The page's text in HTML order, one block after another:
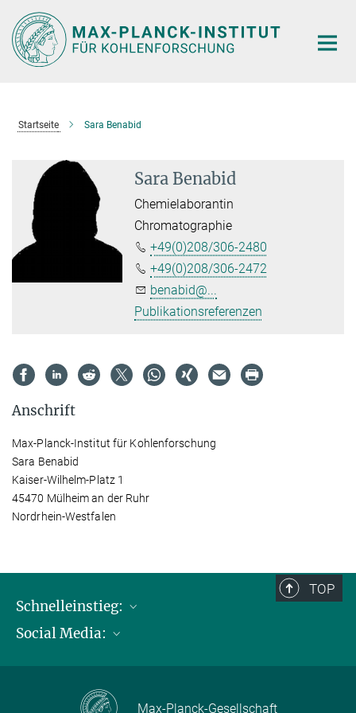
Hauptinhalt
Startseite Sara Benabid
Sara Benabid
Chemielaborantin
Chromatographie
+49(0)208/306-2480
+49(0)208/306-2472
benabid@...
Publikationsreferenzen
Anschrift
Max-Planck-Institut für Kohlenforschung
Sara Benabid
Kaiser-Wilhelm-Platz 1
45470 Mülheim an der Ruhr
Nordrhein-Westfalen
TOP
Schnelleinstieg:
Publikationen
Kontakt und Anfahrtsbeschreibung
Social Media:
Max-Planck-Gesellschaft